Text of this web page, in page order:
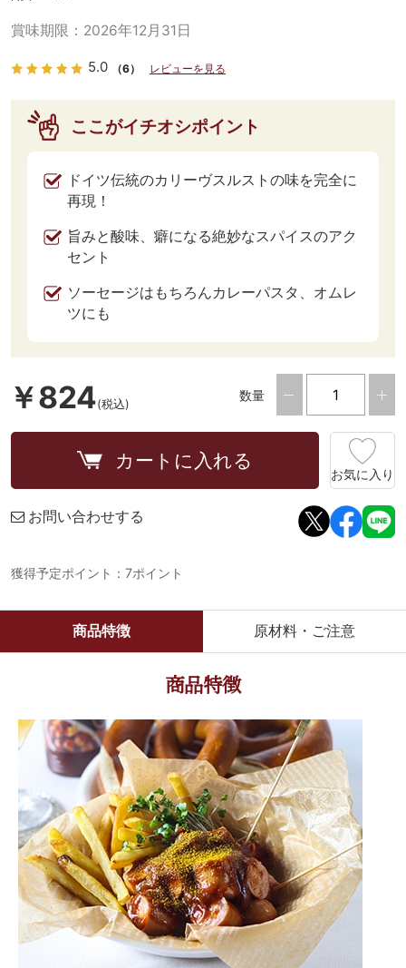
賞味期限： 2026年12月31日
5.0 （6） レビューを見る
ここがイチオシポイント
ドイツ伝統のカリーヴスルストの味を完全に
再現！
旨みと酸味、癖になる絶妙なスパイスのアク
セント
ソーセージはもちろんカレーパスタ、オムレ
ツにも
￥824(税込)
数量
カートに入れる
お気に入り
お問い合わせする
獲得予定ポイント：7ポイント
商品特徴 原材料・ご注意
商品特徴